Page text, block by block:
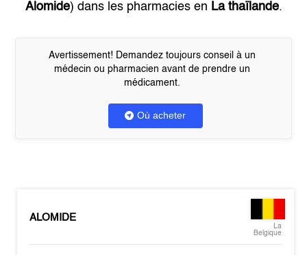
Alomide) dans les pharmacies en La thaïlande.
Avertissement! Demandez toujours conseil à un
médecin ou pharmacien avant de prendre un
médicament.
Où acheter
ALOMIDE
La
Belgique